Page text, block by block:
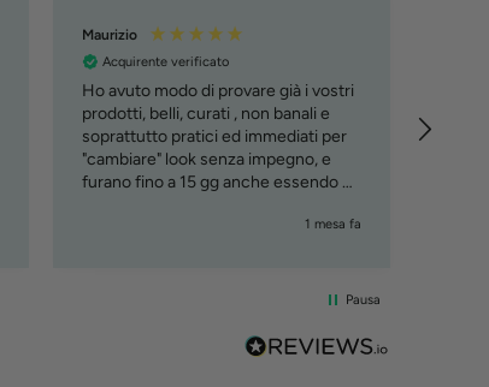
Maurizio
Acquirente verificato
Ho avuto modo di provare già i vostri
prodotti, belli, curati , non banali e
soprattutto pratici ed immediati per
"cambiare" look senza impegno, e
furano fino a 15 gg anche essendo al
1 mesa fa
Pausa